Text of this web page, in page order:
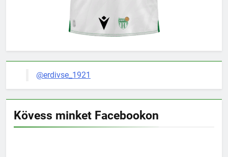
@erdivse_1921
Kövess minket Facebookon